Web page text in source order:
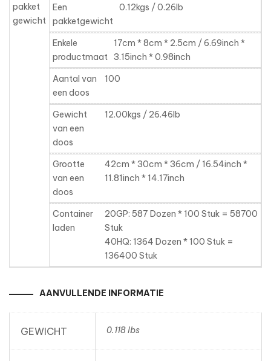
pakket
gewicht
Een
pakketgewicht
0.12kgs / 0.26lb
Enkele
productmaat
17cm * 8cm * 2.5cm / 6.69inch *
3.15inch * 0.98inch
Aantal van
een doos
100
Gewicht
van een
doos
12.00kgs / 26.46lb
Grootte
van een
doos
42cm * 30cm * 36cm / 16.54inch *
11.81inch * 14.17inch
Container
laden
20GP: 587 Dozen * 100 Stuk = 58700
Stuk
40HQ: 1364 Dozen * 100 Stuk =
136400 Stuk
AANVULLENDE INFORMATIE
GEWICHT 0.118 lbs